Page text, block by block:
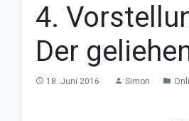
4.
Der
access_time 18. Juni 2016 person Simon folder